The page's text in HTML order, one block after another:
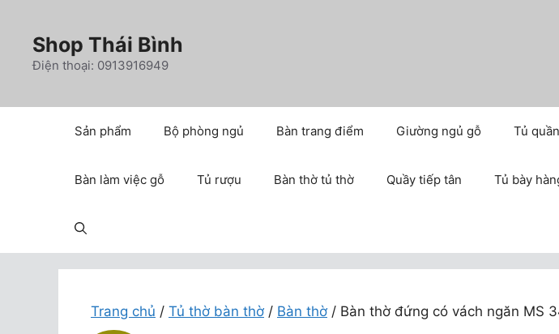
dung
Shop Thái Bình
Điện thoại: 0913916949
Sản phẩm Bộ phòng ngủ Bàn trang điểm Giường ngủ gỗ Tủ
Bàn làm việc gỗ Tủ rượu Bàn thờ tủ thờ Quầy tiếp tân Tủ bày
Trang chủ / Tủ thờ bàn thờ / Bàn thờ / Bàn thờ đứng có vách ngăn MS